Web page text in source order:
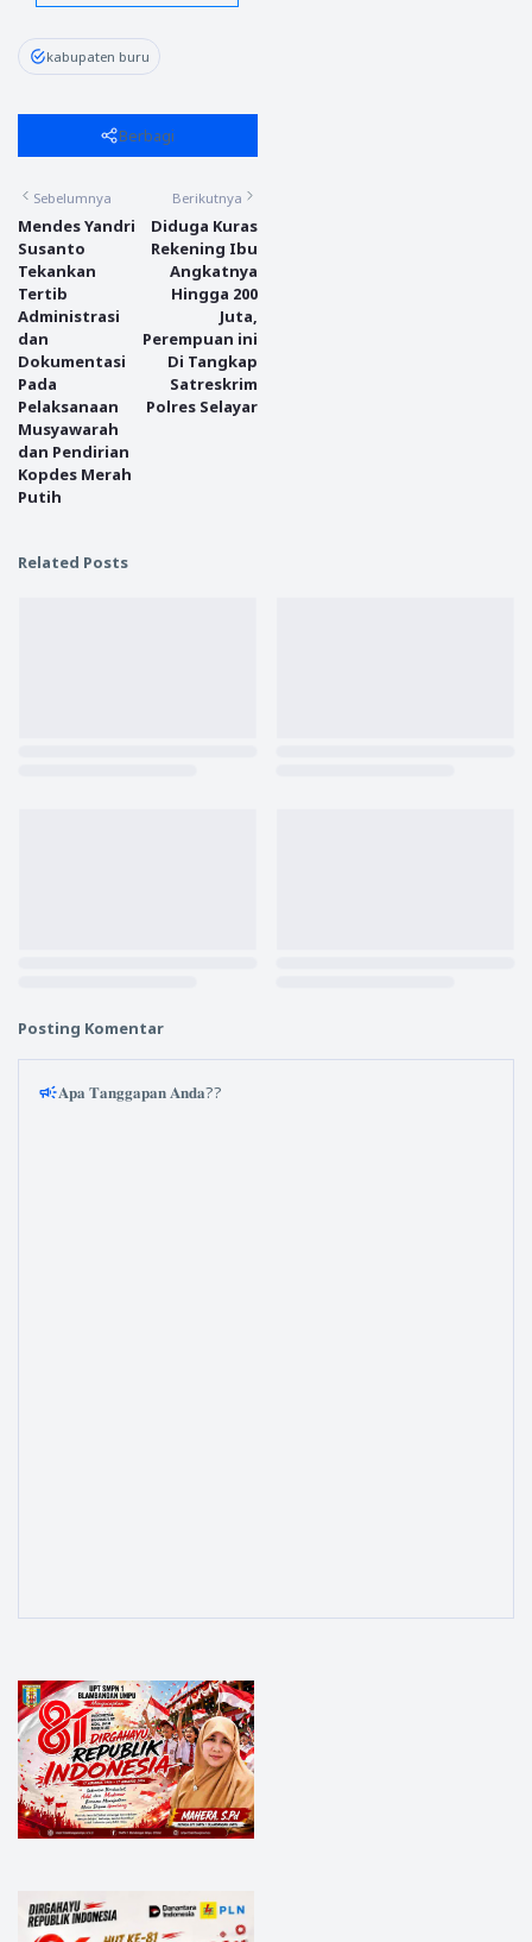
kabupaten buru
Berbagi
Sebelumnya
Mendes Yandri
Susanto
Tekankan
Tertib
Administrasi
dan
Dokumentasi
Pada
Pelaksanaan
Musyawarah
dan Pendirian
Kopdes Merah
Putih
Berikutnya
Diduga Kuras
Rekening Ibu
Angkatnya
Hingga 200
Juta,
Perempuan ini
Di Tangkap
Satreskrim
Polres Selayar
Related Posts
Posting Komentar
𝐀𝐩𝐚 𝐓𝐚𝐧𝐠𝐠𝐚𝐩𝐚𝐧 𝐀𝐧𝐝𝐚??